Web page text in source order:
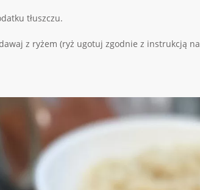
tłuszczu.
z ryżem (ryż ugotuj zgodnie z instrukcją na